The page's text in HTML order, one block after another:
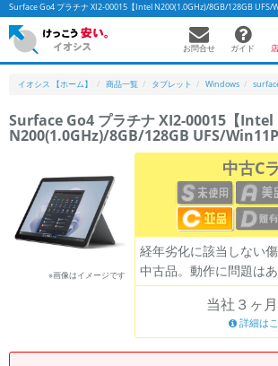
Surface Go4 プラチナ XI2-00015【Intel N200(1.0GHz)/8GB/128GB
お問合せ ガイド
イオシス 【ホーム】 商品一覧 タブレット Windows
Surface Go4 プラチナ XI2-00015【Intel
N200(1.0GHz)/8GB/128GB UFS/
※画像はイメージです
中古C
経年劣化に該当しない
中古品。動作に問題はあ
当社３ヶ
詳細は
かんたんパソコン検索に切り替え
フリーワード
除外ワード
人気の検索ワード：Let's note EliteBookMacBook
「スマートフォン」「タブレット」など